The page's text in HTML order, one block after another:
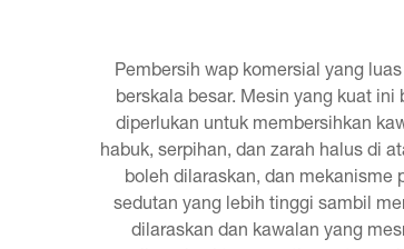
Pembersih wap komersial yang
berskala besar. Mesin yang kuat
diperlukan untuk membersihkan
habuk, serpihan, dan zarah halus di
boleh dilaraskan, dan mekanisme
sedutan yang lebih tinggi sambil
dilaraskan dan kawalan yang